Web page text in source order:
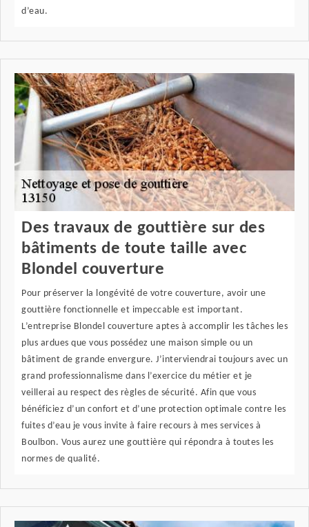
d’eau.
Des travaux de gouttière sur des
bâtiments de toute taille avec
Blondel couverture
Pour préserver la longévité de votre couverture, avoir une
gouttière fonctionnelle et impeccable est important.
L’entreprise Blondel couverture aptes à accomplir les tâches les
plus ardues que vous possédez une maison simple ou un
bâtiment de grande envergure. J’interviendrai toujours avec un
grand professionnalisme dans l’exercice du métier et je
veillerai au respect des règles de sécurité. Afin que vous
bénéficiez d’un confort et d’une protection optimale contre les
fuites d’eau je vous invite à faire recours à mes services à
Boulbon. Vous aurez une gouttière qui répondra à toutes les
normes de qualité.